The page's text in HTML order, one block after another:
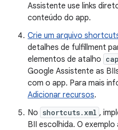
Assistente use links
conteúdo do app.
Crie um arquivo
detalhes de fulfillment
elementos de atalho
Google Assistente as
com o app. Para mais
Adicionar recursos.
No shortcuts.xml ,
BII escolhida. O